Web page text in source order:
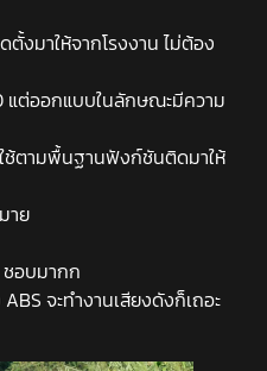
งมาให้จากโรงงาน ไม่ต้อง
แต่ออกแบบในลักษณะมีความ
ใช้ตามพื้นฐานฟังก์ชันติดมาให้
าย
ชอบมากก
จะทำงานเสียงดังก็เถอะ